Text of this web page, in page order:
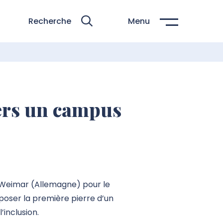
Recherche Menu
un campus
Weimar (Allemagne) pour le
la première pierre d’un